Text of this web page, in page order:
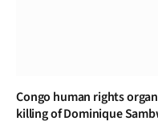
Congo human rights
killing of Dominique